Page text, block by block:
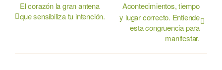
El corazón la gran antena
que sensibiliza tu intención.
Acontecimientos, tiempo
y lugar correcto. Entiende
esta congruencia para
manifestar.